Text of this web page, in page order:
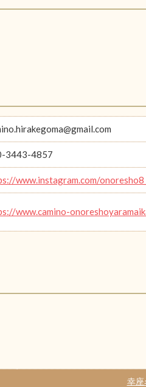
3443-4857
www.instagram.com/
www.camino-
幸座